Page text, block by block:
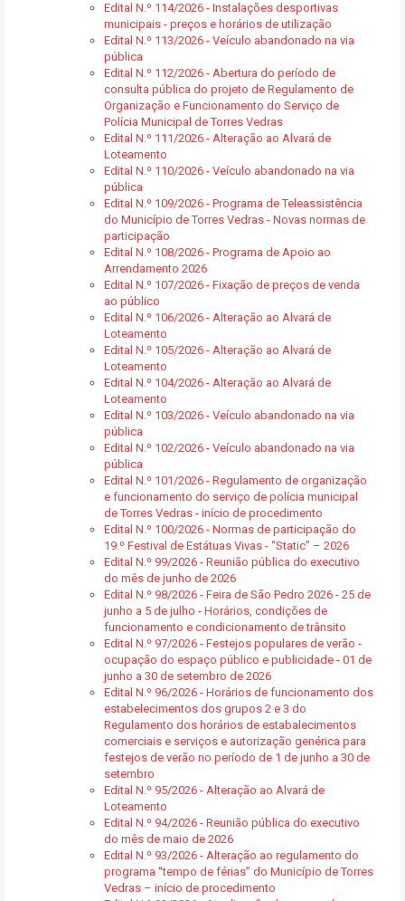
Edital N.º 114/2026 - Instalações desportivas
municipais - preços e horários de utilização
Edital N.º 113/2026 - Veículo abandonado na via
pública
Edital N.º 112/2026 - Abertura do período de
consulta pública do projeto de Regulamento de
Organização e Funcionamento do Serviço de
Polícia Municipal de Torres Vedras
Edital N.º 111/2026 - Alteração ao Alvará de
Loteamento
Edital N.º 110/2026 - Veículo abandonado na via
pública
Edital N.º 109/2026 - Programa de Teleassistência
do Município de Torres Vedras - Novas normas de
participação
Edital N.º 108/2026 - Programa de Apoio ao
Arrendamento 2026
Edital N.º 107/2026 - Fixação de preços de venda
ao público
Edital N.º 106/2026 - Alteração ao Alvará de
Loteamento
Edital N.º 105/2026 - Alteração ao Alvará de
Loteamento
Edital N.º 104/2026 - Alteração ao Alvará de
Loteamento
Edital N.º 103/2026 - Veículo abandonado na via
pública
Edital N.º 102/2026 - Veículo abandonado na via
pública
Edital N.º 101/2026 - Regulamento de organização
e funcionamento do serviço de polícia municipal
de Torres Vedras - início de procedimento
Edital N.º 100/2026 - Normas de participação do
19.º Festival de Estátuas Vivas - “Static” – 2026
Edital N.º 99/2026 - Reunião pública do executivo
do mês de junho de 2026
Edital N.º 98/2026 - Feira de São Pedro 2026 - 25 de
junho a 5 de julho - Horários, condições de
funcionamento e condicionamento de trânsito
Edital N.º 97/2026 - Festejos populares de verão -
ocupação do espaço público e publicidade - 01 de
junho a 30 de setembro de 2026
Edital N.º 96/2026 - Horários de funcionamento dos
estabelecimentos dos grupos 2 e 3 do
Regulamento dos horários de estabalecimentos
comerciais e serviços e autorização genérica para
festejos de verão no período de 1 de junho a 30 de
setembro
Edital N.º 95/2026 - Alteração ao Alvará de
Loteamento
Edital N.º 94/2026 - Reunião pública do executivo
do mês de maio de 2026
Edital N.º 93/2026 - Alteração ao regulamento do
programa “tempo de férias” do Município de Torres
Vedras – início de procedimento